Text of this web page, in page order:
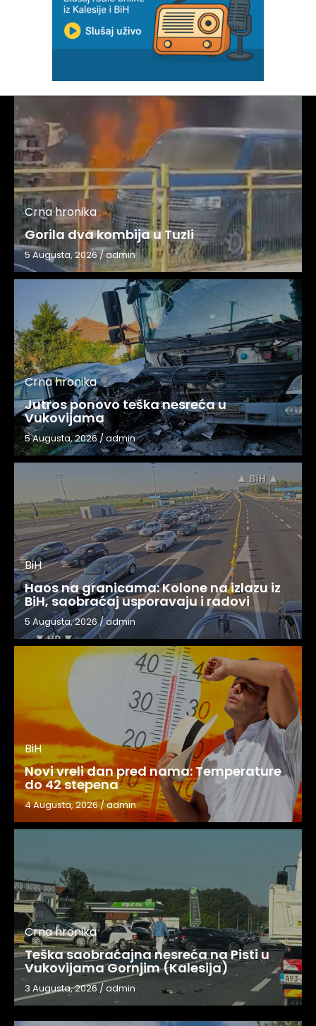
Crna hronika
Gorila dva kombija u Tuzli
5 Augusta, 2026/admin
Crna hronika
Jutros ponovo teška nesreća u
Vukovijama
5 Augusta, 2026/admin
BiH
Haos na granicama: Kolone na izlazu iz
BiH, saobraćaj usporavaju i radovi
5 Augusta, 2026/admin
BiH
Novi vreli dan pred nama: Temperature
do 42 stepena
4 Augusta, 2026/admin
Crna hronika
Teška saobraćajna nesreća na Pisti u
Vukovijama Gornjim (Kalesija)
3 Augusta, 2026/admin